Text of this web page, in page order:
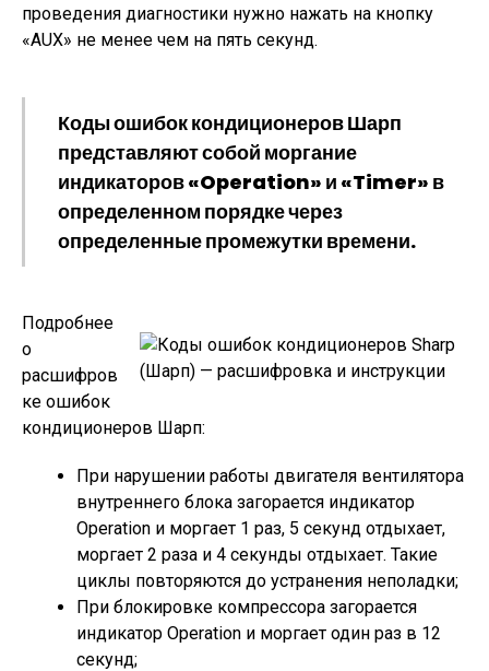
проведения диагностики нужно нажать на кнопку
«AUX» не менее чем на пять секунд.
Коды ошибок кондиционеров Шарп
представляют собой моргание
индикаторов «Operation» и «Timer» в
определенном порядке через
определенные промежутки времени.
Подробнее
о
расшифров
ке ошибок
кондиционеров Шарп:
При нарушении работы двигателя вентилятора
внутреннего блока загорается индикатор
Operation и моргает 1 раз, 5 секунд отдыхает,
моргает 2 раза и 4 секунды отдыхает. Такие
циклы повторяются до устранения неполадки;
При блокировке компрессора загорается
индикатор Operation и моргает один раз в 12
секунд;